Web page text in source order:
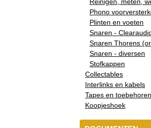
Phono
Plinten en voeten
Snaren -
Snaren Thorens
Snaren - diversen
Stofkappen
Collectables
Interlinks en kabels
Tapes en toebehoren
Koopjeshoek